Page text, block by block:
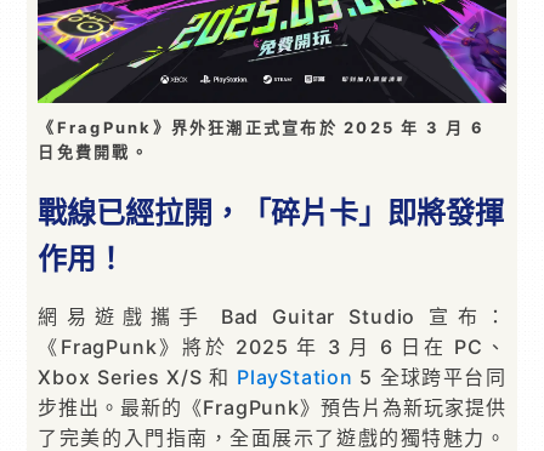
《FragPunk》界外狂潮正式宣布於 2025 年 3 月 6
日免費開戰。
戰線已經拉開，「碎片卡」即將發揮
作用！
網易遊戲攜手 Bad Guitar Studio 宣布：
《FragPunk》將於 2025 年 3 月 6 日在 PC、
Xbox Series X/S 和 PlayStation 5 全球跨平台同
步推出。最新的《FragPunk》預告片為新玩家提供
了完美的入門指南，全面展示了遊戲的獨特魅力。